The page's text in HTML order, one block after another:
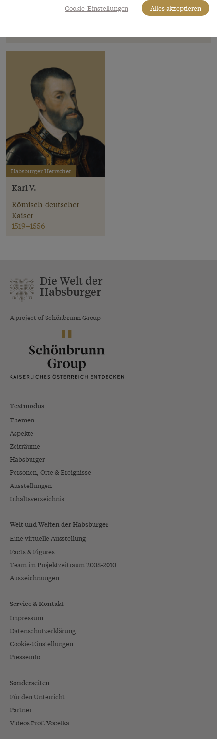
Habsburger Herrscher
Karl V.
Römisch-deutscher
Kaiser
1519–1556
Die Welt der
Habsburger
A project of Schönbrunn Group
Textmodus
Themen
Aspekte
Zeiträume
Habsburger
Personen, Orte & Ereignisse
Ausstellungen
Inhaltsverzeichnis
Welt und Welten der Habsburger
Eine virtuelle Ausstellung
Facts & Figures
Team im Projektzeitraum 2008-2010
Auszeichnungen
Service & Kontakt
Impressum
Datenschutzerklärung
Cookie-Einstellungen
Presseinfo
Sonderseiten
Für den Unterricht
Partner
Videos Prof. Vocelka
Cookie-Einstellungen Alles akzeptieren